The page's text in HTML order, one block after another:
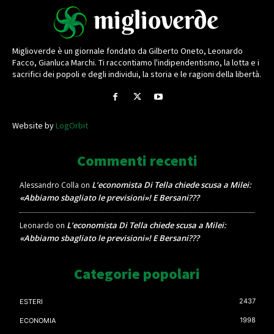
Miglioverde è un giornale fondato da Gilberto Oneto, Leonardo
Facco, Gianluca Marchi. Ti raccontiamo l'indipendentismo, la lotta e i
sacrifici dei popoli e degli individui, la storia e le ragioni della libertà.
Website byLogOrbit
Commenti recenti
Alessandro Colla on L’economista Di Tella chiede scusa a Milei:
«Abbiamo sbagliato le previsioni»! E Bersani???
Leonardo on L’economista Di Tella chiede scusa a Milei:
«Abbiamo sbagliato le previsioni»! E Bersani???
Categorie popolari
ESTERI 2437
ECONOMIA 1998